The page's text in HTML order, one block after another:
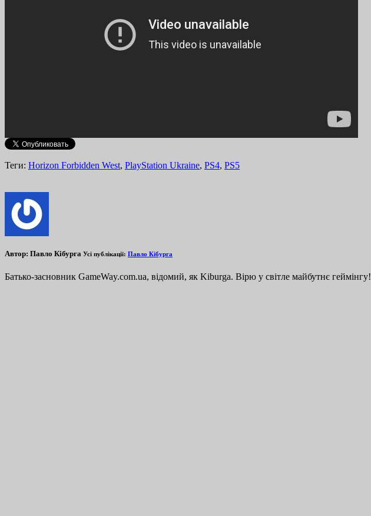
Теги: Horizon Forbidden West, PlayStation Ukraine, PS4, PS5
Автор: Павло Кібурга Усі публікації: Павло Кібурга
Батько-засновник GameWay.com.ua, відомий, як Kiburga. Вірю у світле майбутнє геймінгу!